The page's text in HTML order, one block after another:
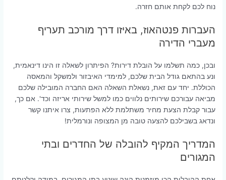
נוח לכם לקחת אותם חזרה.
העברות פנטהאוז, באיזו דרך מורכב תעריף
מעברי הדירה
ובכן, כמה תשלמו על הובלת דירות? הפיתרון לשאלה זו הינו דינאמית,
ונע בהתאם גודל הבית שלכם, למימדי האיבזור ולמשקל והמאסה
הכוללת. יחד עם זאת, נשאלת השאלה האם החברה המובילה שלכם
מביאה עבורכם שירותים נלווים כמו למשל שירותי אריזה וכד'. אם כך,
עבור קבלת הצעת מחיר משתלמת ללא הפתעות, צרו איתנו קשר
ונדאג בשבילכם להצעה טובה מן המצופה ונורמלית!
המדריך המקיף להובלה של החדרים ובתי
המגורים